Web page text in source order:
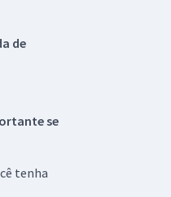
de
se
tenha